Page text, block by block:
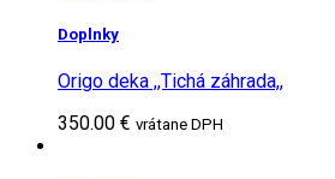
Doplnky
Origo deka ,,Tichá záhrada,,
350.00 € vrátane DPH